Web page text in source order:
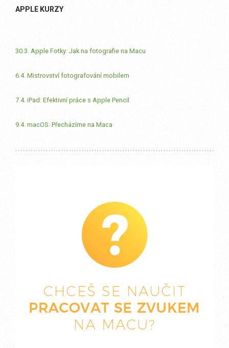
APPLE KURZY
30.3. Apple Fotky: Jak na fotografie na Macu
6.4. Mistrovství fotografování mobilem
7.4. iPad: Efektivní práce s Apple Pencil
9.4. macOS: Přecházíme na Maca